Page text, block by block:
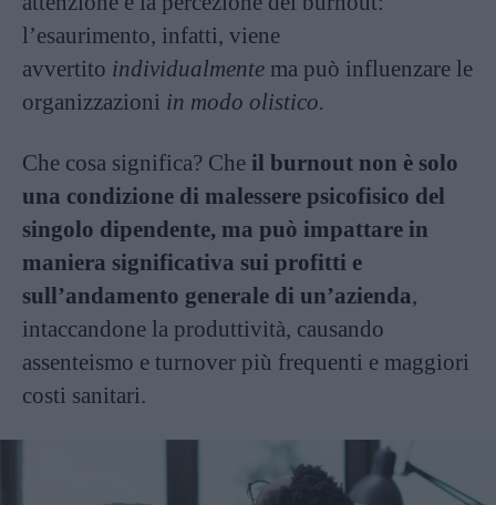
l’esaurimento, infatti, viene
avvertito individualmente ma può influenzare le
organizzazioni in modo olistico.
Che cosa significa? Che il burnout non è solo
una condizione di malessere psicofisico del
singolo dipendente, ma può impattare in
maniera significativa sui profitti e
sull’andamento generale di un’azienda,
intaccandone la produttività, causando
assenteismo e turnover più frequenti e maggiori
costi sanitari.